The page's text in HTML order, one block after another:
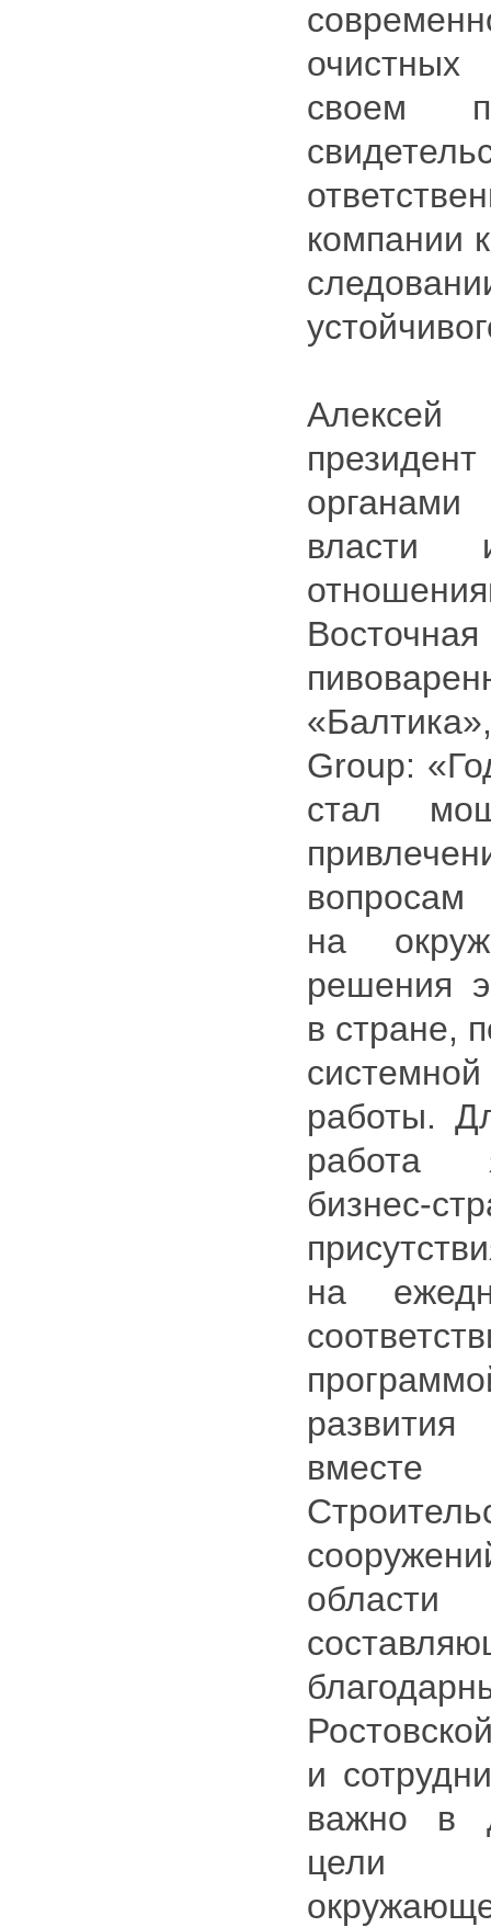
своем
компании
власти
Group:
стал
вопросам
на
решения
в стране,
работы.
работа
бизнес-
на
вместе
и
важно в
цели